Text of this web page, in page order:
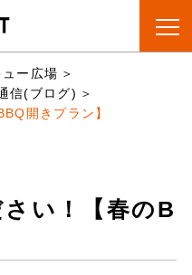
BBQ&CAMP
ちリスト
ー広場
信(ブログ)
開きプラン】
い！【春のB